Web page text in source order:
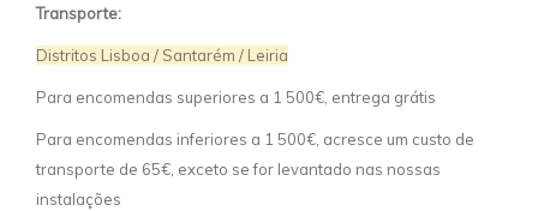
Transporte:
Distritos Lisboa / Santarém / Leiria
Para encomendas superiores a 1 500€, entrega grátis
Para encomendas inferiores a 1 500€, acresce um custo de
transporte de 65€, exceto se for levantado nas nossas
instalações